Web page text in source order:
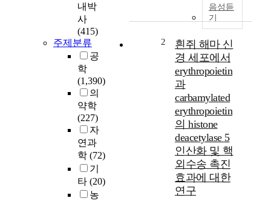
내박
사
(415)
주제분류
공
학
(1,390)
의
약학
(227)
자
연과
학 (72)
기
타 (20)
농
음성듣
기
2
흰쥐 해마 신
경 세포에서
erythropoietin
과
carbamylated
erythropoietin
의 histone
deacetylase 5
인산화 및 핵
외수송 촉진
효과에 대한
연구